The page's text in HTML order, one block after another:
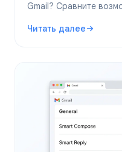
Gmail? Сравните
персонализированные
Читать далее
: Бесплатные